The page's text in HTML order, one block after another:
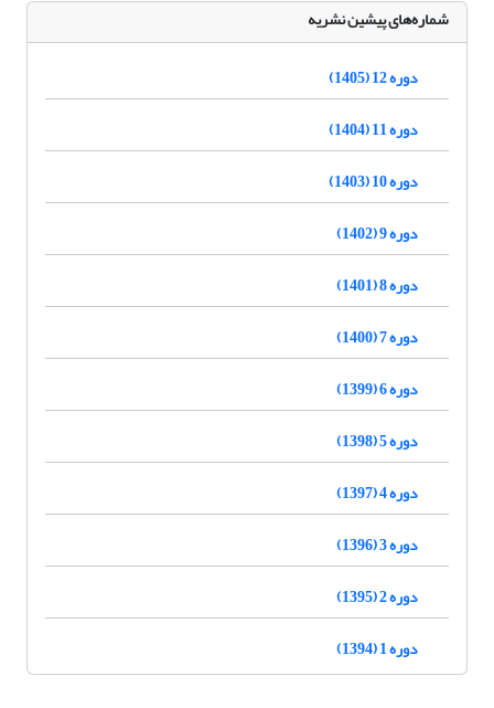
شماره‌های پیشین نشریه
دوره 12 (1405)
دوره 11 (1404)
دوره 10 (1403)
دوره 9 (1402)
دوره 8 (1401)
دوره 7 (1400)
دوره 6 (1399)
دوره 5 (1398)
دوره 4 (1397)
دوره 3 (1396)
دوره 2 (1395)
دوره 1 (1394)